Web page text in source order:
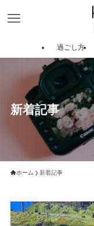
過ごし方
新着記事
ホーム 新着記事